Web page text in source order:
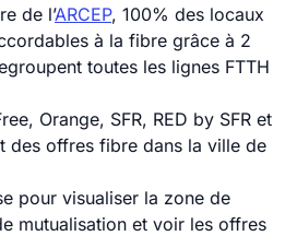
de l’ARCEP, 100% des locaux
à la fibre grâce à 2
toutes les lignes FTTH
Orange, SFR, RED by SFR et
des offres fibre dans la ville de
pour visualiser la zone de
mutualisation et voir les offres